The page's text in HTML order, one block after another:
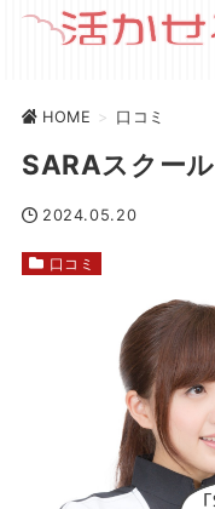
HOME > 口コミ
SARAスクール
2024.05.20
口コミ